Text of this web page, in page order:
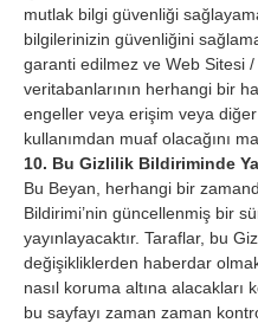
mutlak bilgi güvenliği
bilgilerinizin güvenliğini
garanti edilmez ve Web Sitesi
veritabanlarının herhangi bir
engeller veya erişim veya
kullanımdan muaf olacağını
10. Bu Gizlilik Bildiriminde
Bu Beyan, herhangi bir
Bildirimi’nin güncellenmiş bir
yayınlayacaktır. Taraflar, bu
değişikliklerden haberdar
nasıl koruma altına
bu sayfayı zaman zaman